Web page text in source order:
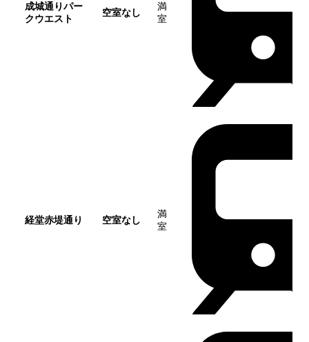
成城通りパー
クウエスト
空室なし
満
室
経堂赤堤通り 空室なし
満
室